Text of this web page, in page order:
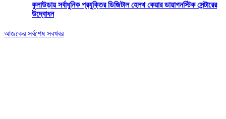
কুলাউড়ায় সর্বাধুনিক প্রযুক্তির ডিজিটাল হেলথ কেয়ার ডায়াগনস্টিক সেন্টারের
উদ্বোধন
আজকের সর্বশেষ সবখবর